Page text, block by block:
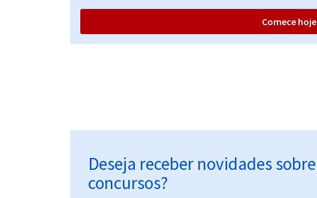
Comece hoje
Deseja receber novidades sobre
concursos?